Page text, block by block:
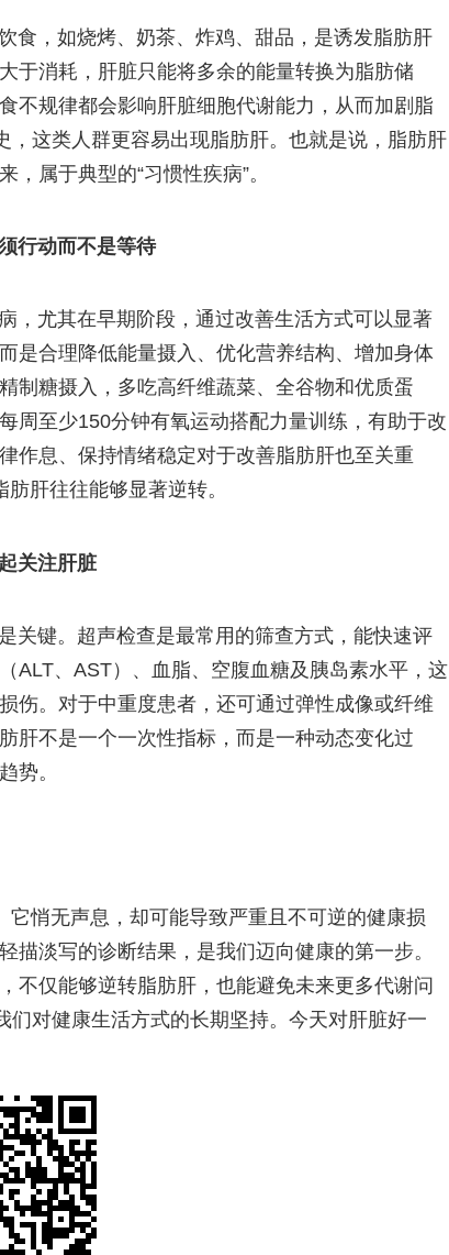
食，如烧烤、奶茶、炸鸡、甜品，是诱发脂肪肝
于消耗，肝脏只能将多余的能量转换为脂肪储
不规律都会影响肝脏细胞代谢能力，从而加剧脂
，这类人群更容易出现脂肪肝。也就是说，脂肪肝
属于典型的“习惯性疾病”。
行动而不是等待
，尤其在早期阶段，通过改善生活方式可以显著
是合理降低能量摄入、优化营养结构、增加身体
制糖摄入，多吃高纤维蔬菜、全谷物和优质蛋
周至少150分钟有氧运动搭配力量训练，有助于改
作息、保持情绪稳定对于改善脂肪肝也至关重
肝往往能够显著逆转。
关注肝脏
关键。超声检查是最常用的筛查方式，能快速评
ALT、AST）、血脂、空腹血糖及胰岛素水平，这
伤。对于中重度患者，还可通过弹性成像或纤维
肝不是一个一次性指标，而是一种动态变化过
势。
它悄无声息，却可能导致严重且不可逆的健康损
淡写的诊断结果，是我们迈向健康的第一步。
不仅能够逆转脂肪肝，也能避免未来更多代谢问
们对健康生活方式的长期坚持。今天对肝脏好一